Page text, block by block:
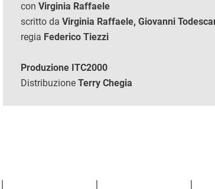
con Virginia Raffaele
scritto da Virginia Raffaele, Giovanni
regia Federico Tiezzi
Produzione ITC2000
Distribuzione Terry Chegia